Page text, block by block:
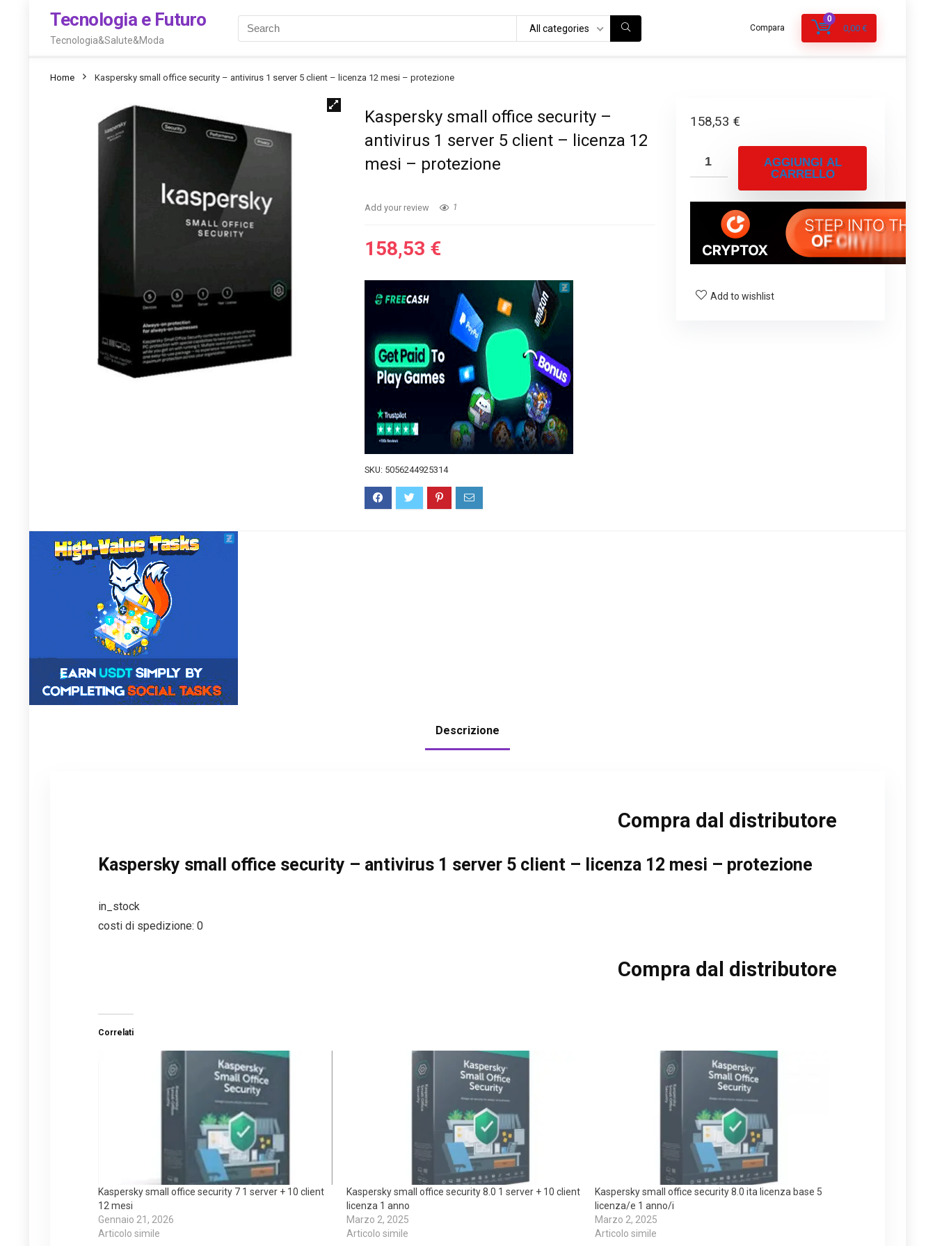
Tecnologia e Futuro
Tecnologia&Salute&Moda
All categories Compara
0
0,00 €
Home Kaspersky small office security – antivirus 1 server 5 client – licenza 12 mesi – protezione
Kaspersky small office security –
antivirus 1 server 5 client – licenza 12
mesi – protezione
Add your review 1
158,53 €
SKU: 5056244925314
158,53 €
AGGIUNGI AL
CARRELLO
Add to wishlist
Descrizione
Compra dal distributore
Kaspersky small office security – antivirus 1 server 5 client – licenza 12 mesi – protezione
in_stock
costi di spedizione: 0
Compra dal distributore
Correlati
Kaspersky small office security 7 1 server + 10 client
12 mesi
Gennaio 21, 2026
Articolo simile
Kaspersky small office security 8.0 1 server + 10 client
licenza 1 anno
Marzo 2, 2025
Articolo simile
Kaspersky small office security 8.0 ita licenza base 5
licenza/e 1 anno/i
Marzo 2, 2025
Articolo simile